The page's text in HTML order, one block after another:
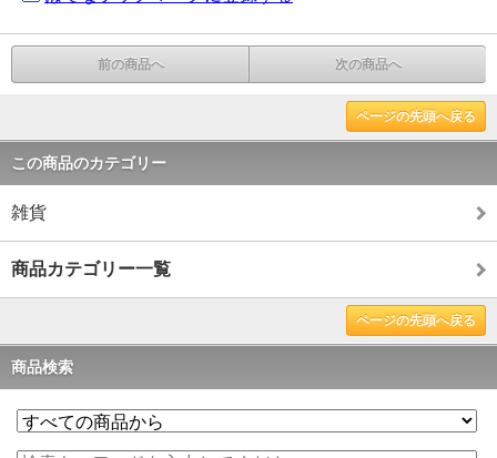
前の商品へ 次の商品へ
ページの先頭へ戻る
この商品のカテゴリー
雑貨
商品カテゴリー一覧
ページの先頭へ戻る
商品検索